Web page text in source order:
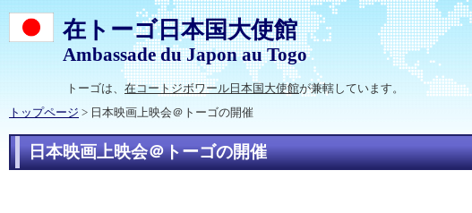
在トーゴ日本国大使館
Ambassade du Japon au Togo
トーゴは、 在コートジボワール日本国大使館が兼轄しています。
トップページ > 日本映画上映会＠トーゴの開催
日本映画上映会＠トーゴの開催